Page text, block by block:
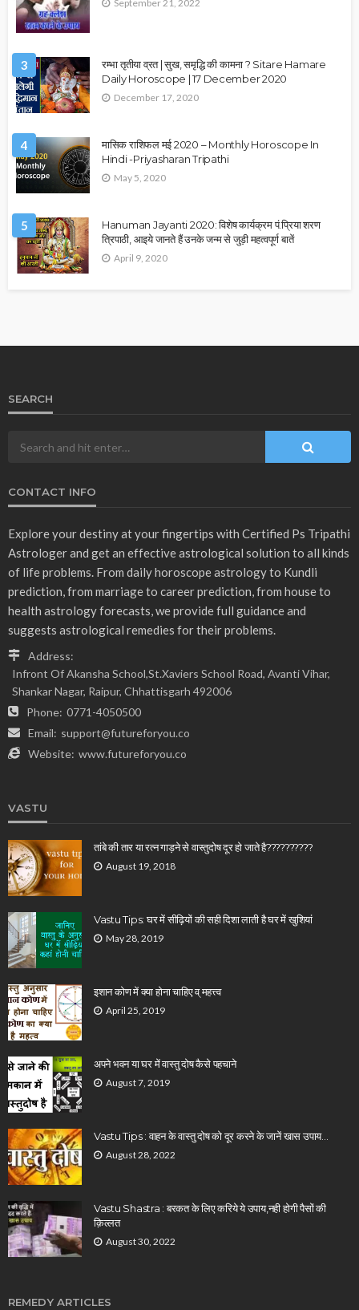
September 21, 2022
3
रम्भा तृतीया व्रत | सुख, समृद्धि की कामना ? Sitare Hamare
Daily Horoscope | 17 December 2020
December 17, 2020
4
मासिक राशिफल मई 2020 – Monthly Horoscope In
Hindi -Priyasharan Tripathi
May 5, 2020
5
Hanuman Jayanti 2020: विशेष कार्यक्रम पं.प्रिया शरण
त्रिपाठी, आइये जानते हैं उनके जन्म से जुड़ी महत्वपूर्ण बातें
April 9, 2020
SEARCH
CONTACT INFO
Explore your destiny at your fingertips with Certified Ps Tripathi
Astrologer and get an effective astrological solution to all kinds
of life problems. From daily horoscope astrology to Kundli
prediction, from marriage to career prediction, from house to
health astrology forecasts, we provide full guidance and
suggests astrological remedies for their problems.
Address:
Infront Of Akansha School,St.Xaviers School Road, Avanti Vihar,
Shankar Nagar, Raipur, Chhattisgarh 492006
Phone: 0771-4050500
Email: support@futureforyou.co
Website: www.futureforyou.co
VASTU
तांबे की तार या रत्न गाड़ने से वास्तुदोष दूर हो जाते है??????????
August 19, 2018
Vastu Tips: घर में सीढ़ियों की सही दिशा लाती है घर में खुशियां
May 28, 2019
इशान कोण में क्या होना चाहिए व् महत्त्व
April 25, 2019
अपने भवन या घर में वास्तु दोष कैसे पहचाने
August 7, 2019
Vastu Tips : वाहन के वास्तु दोष को दूर करने के जानें खास उपाय…
August 28, 2022
Vastu Shastra : बरकत के लिए करिये ये उपाय,नही होगी पैसों की
क़िल्लत
August 30, 2022
REMEDY ARTICLES